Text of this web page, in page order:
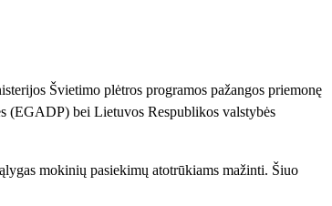
Švietimo plėtros programos pažangos priemonę
(EGADP) bei Lietuvos Respublikos valstybės
mokinių pasiekimų atotrūkiams mažinti. Šiuo